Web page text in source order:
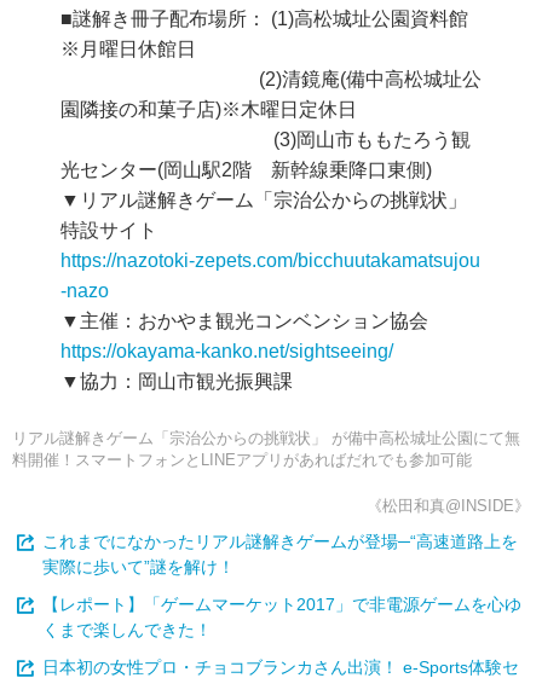
■謎解き冊子配布場所： (1)高松城址公園資料館
※月曜日休館日
(2)清鏡庵(備中高松城址公
園隣接の和菓子店)※木曜日定休日
(3)岡山市ももたろう観
光センター(岡山駅2階 新幹線乗降口東側)
▼リアル謎解きゲーム「宗治公からの挑戦状」
特設サイト
https://nazotoki-zepets.com/bicchuutakamatsujou
-nazo
▼主催：おかやま観光コンベンション協会
https://okayama-kanko.net/sightseeing/
▼協力：岡山市観光振興課
リアル謎解きゲーム「宗治公からの挑戦状」 が備中高松城址公園にて無
料開催！スマートフォンとLINEアプリがあればだれでも参加可能
《松田和真@INSIDE》
これまでになかったリアル謎解きゲームが登場─“高速道路上を
実際に歩いて”謎を解け！
【レポート】「ゲームマーケット2017」で非電源ゲームを心ゆ
くまで楽しんできた！
日本初の女性プロ・チョコブランカさん出演！ e-Sports体験セ